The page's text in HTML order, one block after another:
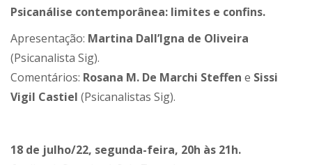
Psicanálise contemporânea: limites e confins.
Apresentação: Martina Dall’Igna de Oliveira
(Psicanalista Sig).
Comentários: Rosana M. De Marchi Steffen e Sissi
Vigil Castiel (Psicanalistas Sig).
18 de julho/22, segunda-feira, 20h às 21h.